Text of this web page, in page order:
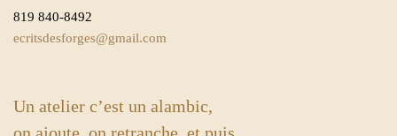
819 840-8492
ecritsdesforges@gmail.com
Un atelier c’est un alambic,
on ajoute, on retranche, et puis